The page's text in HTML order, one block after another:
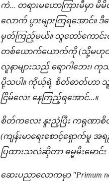
ကဲ... တရားမဟောကြားမီမှာ
လောက် ပွားများကြရအောင်။
မှတ်ကြည့်မယ်။ သူတော်ကောင်းတို့
တစ်ယောက်ယောက်ကို (သို့မဟုတ်)
လူနာများသည် ရောဂါဘေး၊ ကု
ပို့သပါ။ ကိုယ့်ရဲ့ စိတ်ဓာတ်ဟာ သူ
ငြိမ်လေး နေကြည့်ရအောင်...။
စိတ်ကလေး နူးညံ့ပြီး ကရုဏာစိတ်
(ကျန်းမာရေးစောင့်ရှောက်မှု အ
ပြထားသလဲဆိုတာ ဓမ္မမီးမော
ဆေးပညာလောကမှာ "Primum